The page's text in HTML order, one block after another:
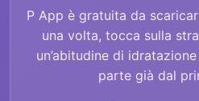
P App è gratuita da
una volta, tocca sulla
un’abitudine di
parte già dal